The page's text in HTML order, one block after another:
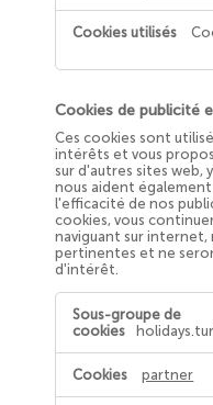
Cookies de publicité
Ces cookies sont
intérêts et vous
sur d'autres sites web,
nous aident
l'efficacité de nos
cookies, vous
naviguant sur internet,
pertinentes et ne
d'intérêt.
Cookies
de
publicité
et
médias
sociaux
partner